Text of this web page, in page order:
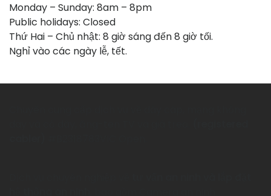
Monday – Sunday: 8am – 8pm
Public holidays: Closed
Thứ Hai – Chủ nhật: 8 giờ sáng đến 8 giờ tối.
Nghỉ vào các ngày lễ, tết.